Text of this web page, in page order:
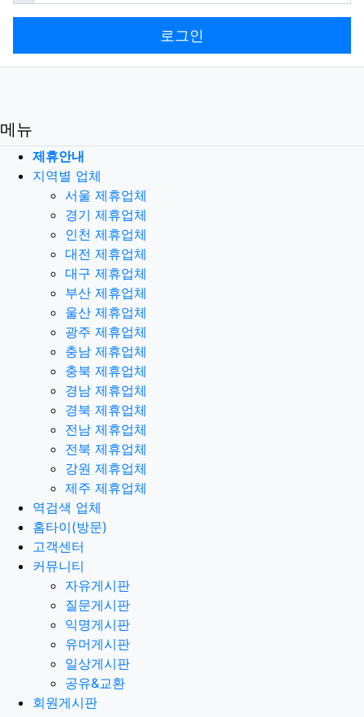
로그인
메뉴
제휴안내
지역별 업체
서울 제휴업체
경기 제휴업체
인천 제휴업체
대전 제휴업체
대구 제휴업체
부산 제휴업체
울산 제휴업체
광주 제휴업체
충남 제휴업체
충북 제휴업체
경남 제휴업체
경북 제휴업체
전남 제휴업체
전북 제휴업체
강원 제휴업체
제주 제휴업체
역검색 업체
홈타이(방문)
고객센터
커뮤니티
자유게시판
질문게시판
익명게시판
유머게시판
일상게시판
공유&교환
회원게시판